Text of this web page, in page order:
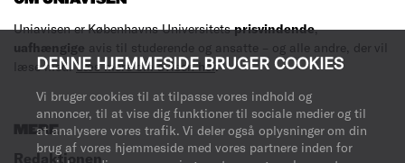
DENNE HJEMMESIDE BRUGER COOKIES
Vi bruger cookies til at tilpasse vores indhold og
annoncer, til at vise dig funktioner til sociale medier og til
at analysere vores trafik. Vi deler også oplysninger om din
brug af vores hjemmeside med vores partnere inden for
Uniavisen er Københavns Universitetsprisvindende,
uafhængige avis til studerende og ansatte – og alle andre, der vil
læse med.Læs mere om avisen her.
MERE
Redaktionen